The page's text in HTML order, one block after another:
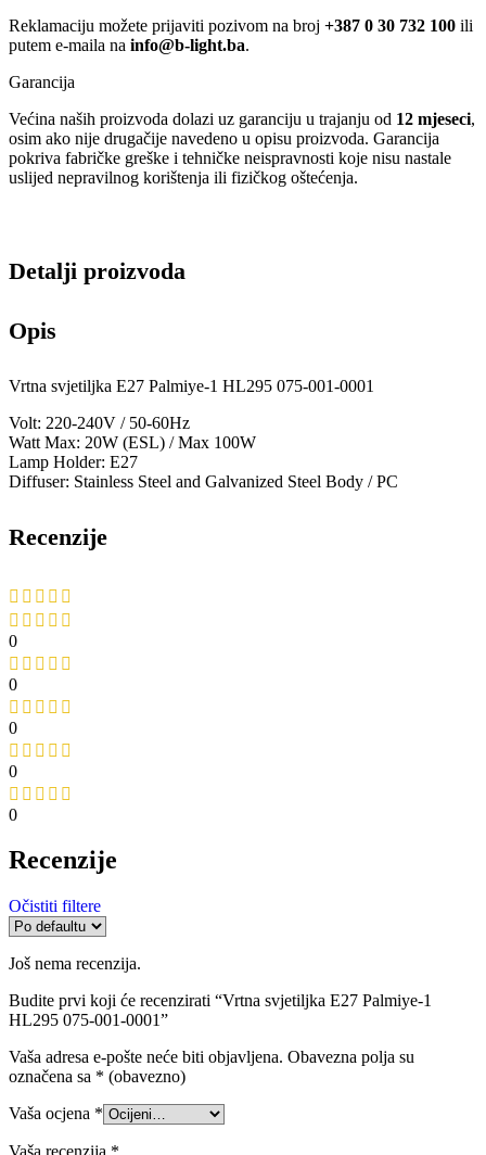
Reklamaciju možete prijaviti pozivom na broj +387 0 30 732 100 ili
putem e-maila na info@b-light.ba.
Garancija
Većina naših proizvoda dolazi uz garanciju u trajanju od 12 mjeseci,
osim ako nije drugačije navedeno u opisu proizvoda. Garancija
pokriva fabričke greške i tehničke neispravnosti koje nisu nastale
uslijed nepravilnog korištenja ili fizičkog oštećenja.
Detalji proizvoda
Opis
Vrtna svjetiljka E27 Palmiye-1 HL295 075-001-0001
Volt: 220-240V / 50-60Hz
Watt Max: 20W (ESL) / Max 100W
Lamp Holder: E27
Diffuser: Stainless Steel and Galvanized Steel Body / PC
Recenzije
0
0
0
0
0
Recenzije
Očistiti filtere
Još nema recenzija.
Budite prvi koji će recenzirati “Vrtna svjetiljka E27 Palmiye-1
HL295 075-001-0001”
Vaša adresa e-pošte neće biti objavljena. Obavezna polja su
označena sa * (obavezno)
Vaša ocjena *